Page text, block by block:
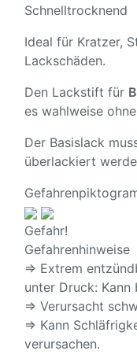
Schnelltrocknend
Ideal für Kratzer,
Lackschäden.
Den Lackstift für
es wahlweise
Der Basislack
überlackiert
Gefahr!
Gefahrenhinweise
⇒ Extrem
unter Druck: Kann
⇒ Verursacht
⇒ Kann
verursachen.